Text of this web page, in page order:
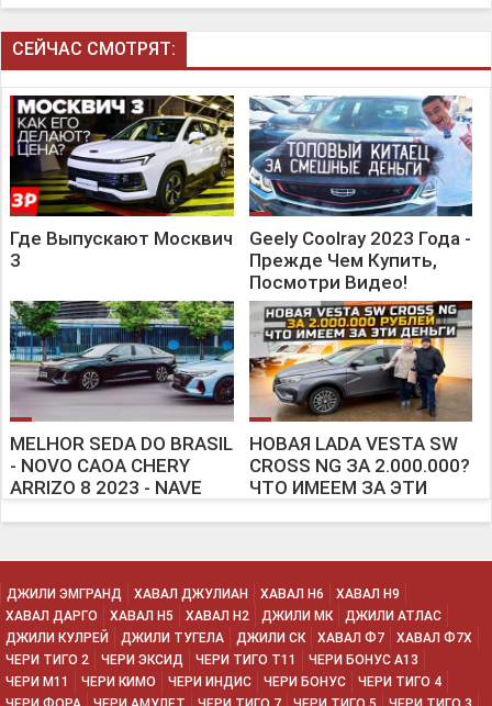
СЕЙЧАС СМОТРЯТ:
Где Выпускают Москвич
3
Geely Coolray 2023 Года -
Прежде Чем Купить,
Посмотри Видео!
MELHOR SEDA DO BRASIL
- NOVO CAOA CHERY
ARRIZO 8 2023 - NAVE
НОВАЯ LADA VESTA SW
CROSS NG ЗА 2.000.000?
ЧТО ИМЕЕМ ЗА ЭТИ
ДЖИЛИ ЭМГРАНД ХАВАЛ ДЖУЛИАН ХАВАЛ H6
ХАВАЛ H9
ХАВАЛ ДАРГО
ХАВАЛ H5 ХАВАЛ H2 ДЖИЛИ МК
ДЖИЛИ АТЛАС
ДЖИЛИ КУЛРЕЙ
ДЖИЛИ ТУГЕЛА ДЖИЛИ СК ХАВАЛ Ф7
ХАВАЛ Ф7Х
ЧЕРИ ТИГО 2
ЧЕРИ ЭКСИД ЧЕРИ ТИГО Т11
ЧЕРИ БОНУС А13
ЧЕРИ М11
ЧЕРИ КИМО ЧЕРИ ИНДИС ЧЕРИ БОНУС
ЧЕРИ ТИГО 4